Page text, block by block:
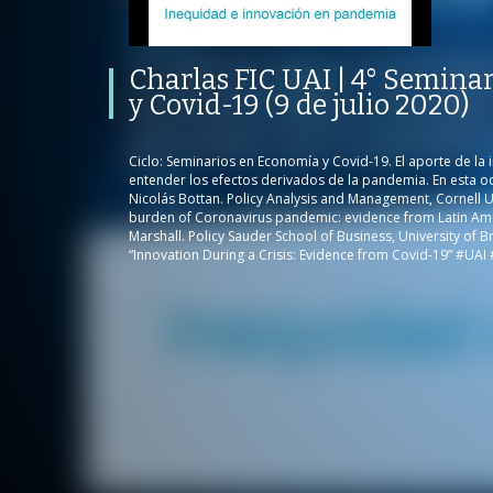
Economía y Covid-19 (9 de julio
PROGRAMA
INGENIERÍA Y CIENCIAS
PUBLICADO
14 JULIO 2020 104 VISTAS
/
Charlas FIC UAI | 4°
y Covid-19 (9 de julio 2020)
Ciclo: Seminarios en Economía y Covid-19. El aporte de
entender los efectos derivados de la pandemia. En esta
Nicolás Bottan. Policy Analysis and Management, Cornell
burden of Coronavirus pandemic: evidence from Latin
Marshall. Policy Sauder School of Business, University of
“Innovation During a Crisis: Evidence from Covid-19”
PROGRAMA
CONVERSACIONES SOBRE LO NUESTRO
PUBLICADO
/